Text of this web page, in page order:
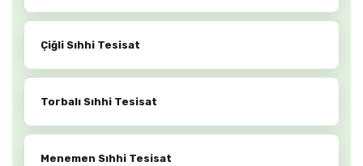
Çiğli Sıhhi Tesisat
Torbalı Sıhhi Tesisat
Menemen Sıhhi Tesisat